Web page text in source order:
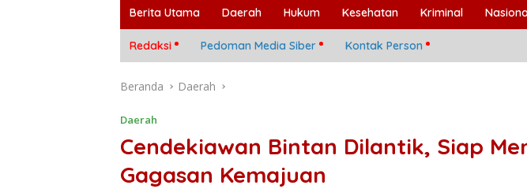
Berita Utama Daerah Hukum Kesehatan Kriminal
Redaksi Pedoman Media Siber Kontak Person
Beranda Daerah
Daerah
Cendekiawan Bintan Dilantik, Siap
Gagasan Kemajuan